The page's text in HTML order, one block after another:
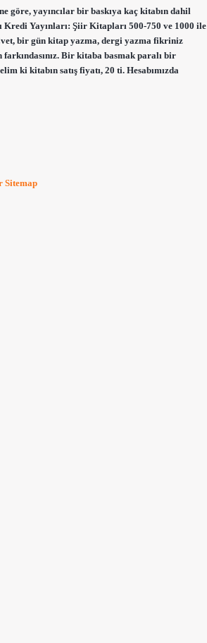
göre, yayıncılar bir baskıya kaç kitabın dahil
Kredi Yayınları: Şiir Kitapları 500-750 ve 1000 ile
bir gün kitap yazma, dergi yazma fikriniz
farkındasınız. Bir kitaba basmak paralı bir
ki kitabın satış fiyatı, 20 ti. Hesabımızda
Sitemap